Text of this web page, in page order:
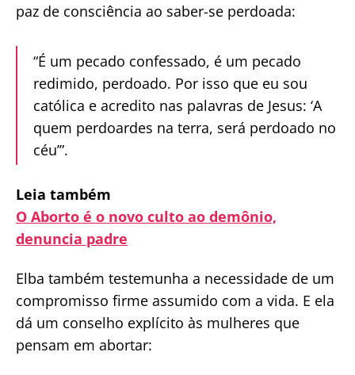
paz de consciência ao saber-se perdoada:
“É um pecado confessado, é um pecado
redimido, perdoado. Por isso que eu sou
católica e acredito nas palavras de Jesus: ‘A
quem perdoardes na terra, será perdoado no
céu’”.
Leia também
O Aborto é o novo culto ao demônio,
denuncia padre
Elba também testemunha a necessidade de um
compromisso firme assumido com a vida. E ela
dá um conselho explícito às mulheres que
pensam em abortar: